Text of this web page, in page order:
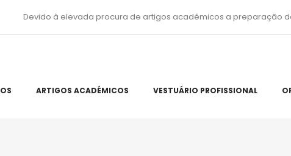
Devido à elevada procura de artigos académicos a preparação
ARTIGOS ACADÉMICOS VESTUÁRIO PROFISSIONAL